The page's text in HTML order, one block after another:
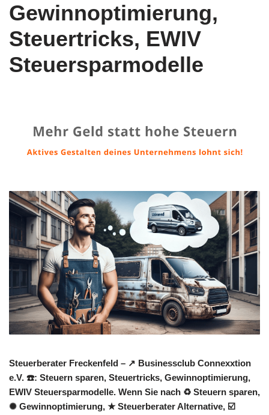
Gewinnoptimierung,
Steuertricks, EWIV
Steuersparmodelle
Steuerberater Freckenfeld – ↗️ Businessclub Connexxtion
e.V. ☎️: Steuern sparen, Steuertricks, Gewinnoptimierung,
EWIV Steuersparmodelle. Wenn Sie nach ♻ Steuern sparen,
✺ Gewinnoptimierung, ★ Steuerberater Alternative, ☑️